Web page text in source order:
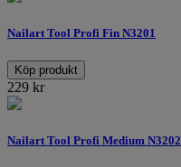
Nailart Tool Profi Fin N3201
Köp produkt
229 kr
Nailart Tool Profi Medium N3202